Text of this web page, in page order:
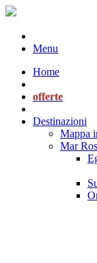
Menu
Home
offerte
Destinazioni
Mappa
Mar